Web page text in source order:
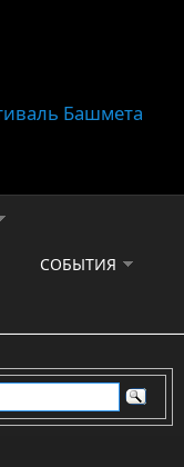
Башмета
СОБЫТИЯ